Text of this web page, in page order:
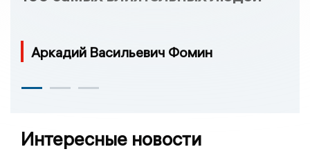
Аркадий Васильевич Фомин
Интересные новости